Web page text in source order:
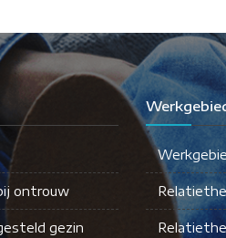
ontrouw
gezin